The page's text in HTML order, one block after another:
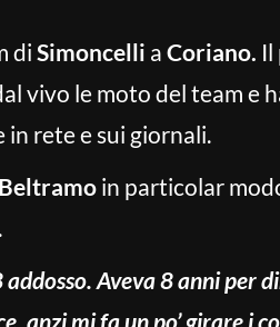
diSimoncelli a Coriano. Il
vivo le moto del team e
rete e sui giornali.
Beltramo in particolar
Aveva 8 anni per
anzi mi fa un po’ girare i